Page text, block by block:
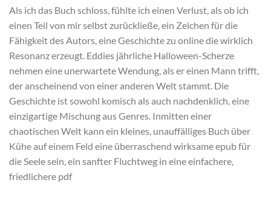
Als ich das Buch schloss, fühlte ich einen Verlust, als ob ich
einen Teil von mir selbst zurückließe, ein Zeichen für die
Fähigkeit des Autors, eine Geschichte zu online die wirklich
Resonanz erzeugt. Eddies jährliche Halloween-Scherze
nehmen eine unerwartete Wendung, als er einen Mann trifft,
der anscheinend von einer anderen Welt stammt. Die
Geschichte ist sowohl komisch als auch nachdenklich, eine
einzigartige Mischung aus Genres. Inmitten einer
chaotischen Welt kann ein kleines, unauffälliges Buch über
Kühe auf einem Feld eine überraschend wirksame epub für
die Seele sein, ein sanfter Fluchtweg in eine einfachere,
friedlichere pdf